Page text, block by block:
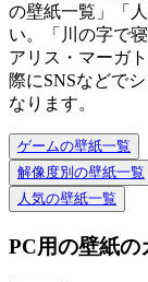
の壁紙一覧」「
い。「川の字で
アリス・マーガ
際にSNSなどで
なります。
ゲームの壁紙一覧
解像度別の壁紙一覧
人気の壁紙一覧
PC用の壁紙の